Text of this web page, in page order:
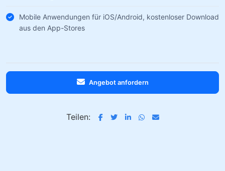
Mobile Anwendungen für iOS/Android, kostenloser Download
aus den App-Stores
Angebot anfordern
Teilen: